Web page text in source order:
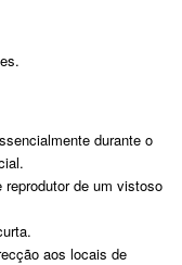
durante o
reprodutor de um vistoso
aos locais de